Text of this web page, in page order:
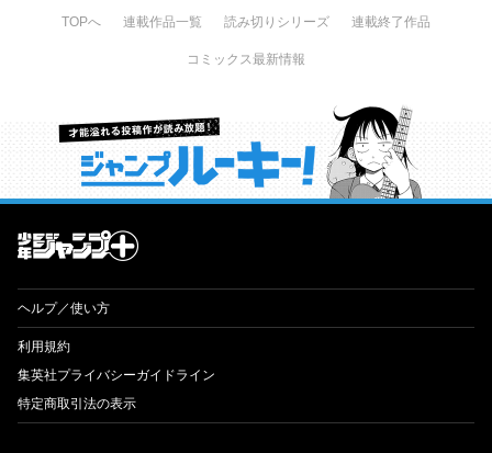
TOPへ 連載作品一覧 読み切りシリーズ 連載終了作品
コミックス最新情報
才能溢れる投稿作が読み放題！ ジャンプルーキー！
ヘルプ／使い方
利用規約
集英社プライバシーガイドライン
特定商取引法の表示